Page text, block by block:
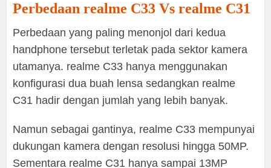
Perbedaan realme C33 Vs realme C31
Perbedaan yang paling menonjol dari kedua
handphone tersebut terletak pada sektor kamera
utamanya. realme C33 hanya menggunakan
konfigurasi dua buah lensa sedangkan realme
C31 hadir dengan jumlah yang lebih banyak.
Namun sebagai gantinya, realme C33 mempunyai
dukungan kamera dengan resolusi hingga 50MP.
Sementara realme C31 hanya sampai 13MP